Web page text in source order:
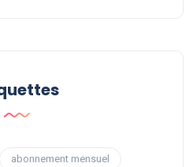
abonnement mensuel